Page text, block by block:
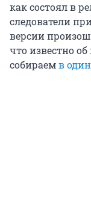
как состоял в
следователи
версии
что известно
собираемв